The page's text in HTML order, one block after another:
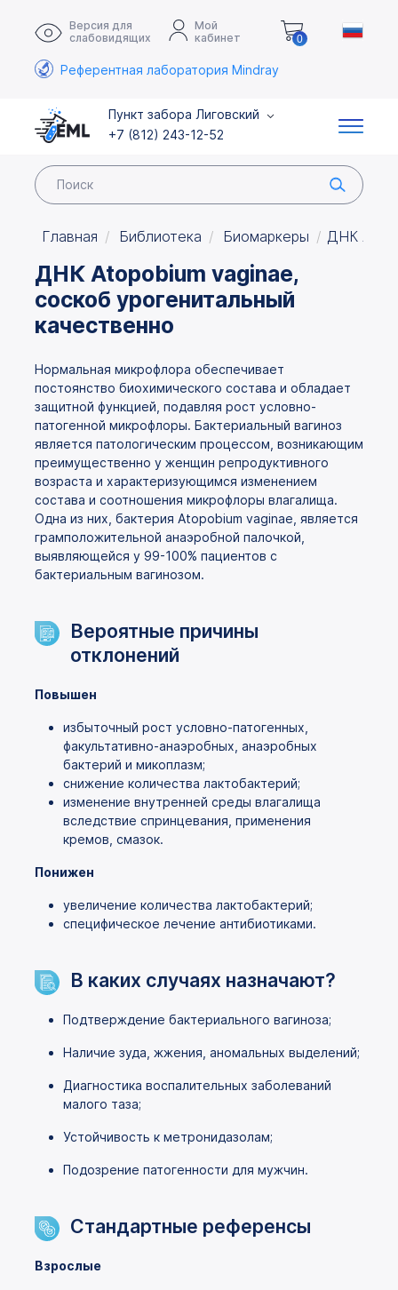
Версия для
слабовидящих
Мой
кабинет
0
Референтная лаборатория Mindray
Пункт забора Лиговский
+7 (812) 243-12-52
Главная Библиотека Биомаркеры ДНК
ДНК Atopobium vaginae,
соскоб урогенитальный
качественно
Нормальная микрофлора обеспечивает
постоянство биохимического состава и обладает
защитной функцией, подавляя рост условно-
патогенной микрофлоры. Бактериальный вагиноз
является патологическим процессом, возникающим
преимущественно у женщин репродуктивного
возраста и характеризующимся изменением
состава и соотношения микрофлоры влагалища.
Одна из них, бактерия Atopobium vaginae, является
грамположительной анаэробной палочкой,
выявляющейся у 99-100% пациентов с
бактериальным вагинозом.
Вероятные причины
отклонений
Повышен
избыточный рост условно-патогенных,
факультативно-анаэробных, анаэробных
бактерий и микоплазм;
снижение количества лактобактерий;
изменение внутренней среды влагалища
вследствие спринцевания, применения
кремов, смазок.
Понижен
увеличение количества лактобактерий;
специфическое лечение антибиотиками.
В каких случаях назначают?
Подтверждение бактериального вагиноза;
Наличие зуда, жжения, аномальных выделений;
Диагностика воспалительных заболеваний
малого таза;
Устойчивость к метронидазолам;
Подозрение патогенности для мужчин.
Стандартные референсы
Взрослые